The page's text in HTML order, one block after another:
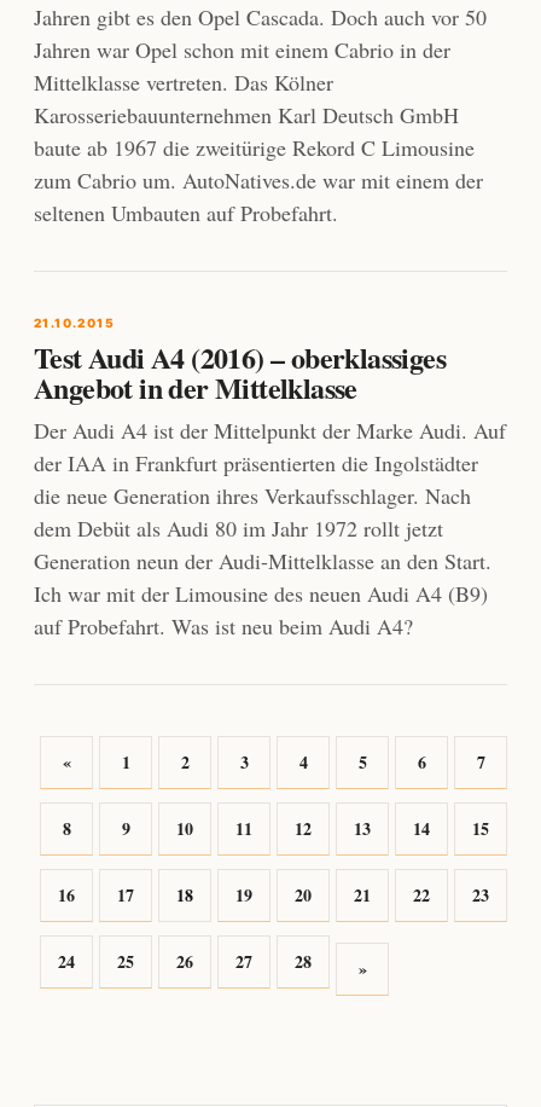
Jahren gibt es den Opel Cascada. Doch auch vor 50
Jahren war Opel schon mit einem Cabrio in der
Mittelklasse vertreten. Das Kölner
Karosseriebauunternehmen Karl Deutsch GmbH
baute ab 1967 die zweitürige Rekord C Limousine
zum Cabrio um. AutoNatives.de war mit einem der
seltenen Umbauten auf Probefahrt.
21.10.2015
Test Audi A4 (2016) – oberklassiges
Angebot in der Mittelklasse
Der Audi A4 ist der Mittelpunkt der Marke Audi. Auf
der IAA in Frankfurt präsentierten die Ingolstädter
die neue Generation ihres Verkaufsschlager. Nach
dem Debüt als Audi 80 im Jahr 1972 rollt jetzt
Generation neun der Audi-Mittelklasse an den Start.
Ich war mit der Limousine des neuen Audi A4 (B9)
auf Probefahrt. Was ist neu beim Audi A4?
« 1 2 3 4 5 6 7
8 9 10 11 12 13 14 15
16 17 18 19 20 21 22 23
24 25 26 27 28 »